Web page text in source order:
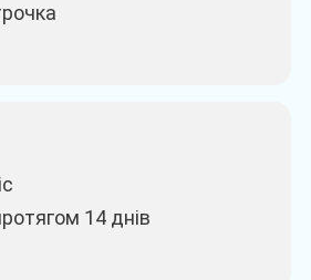
14 днів